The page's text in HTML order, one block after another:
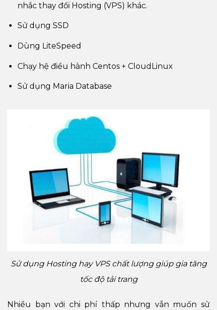
nhắc thay đổi Hosting (VPS) khác.
Sử dụng SSD
Dùng LiteSpeed
Chạy hệ điều hành Centos + CloudLinux
Sử dụng Maria Database
Sử dụng Hosting hay VPS chất lượng giúp gia tăng
tốc độ tải trang
Nhiều bạn với chi phí thấp nhưng vẫn muốn sử